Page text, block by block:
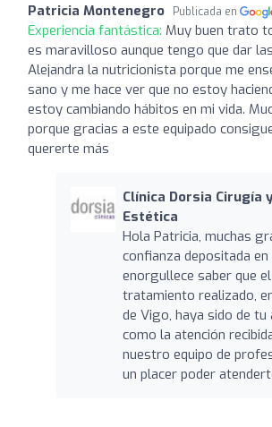
Patricia Montenegro Publicada en
Experiencia fantástica: Muy buen trato
es maravilloso aunque tengo que dar
Alejandra la nutricionista porque me
sano y me hace ver que no estoy
estoy cambiando hábitos en mi vida.
porque gracias a este equipado
quererte más
Clínica Dorsia Cirugía
Estética
Hola Patricia, muchas
confianza depositada
enorgullece saber que
tratamiento realizado,
de Vigo, haya sido de tu
como la atención
nuestro equipo de
un placer poder